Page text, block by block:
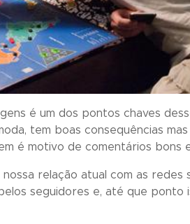
é um dos pontos chaves
tem boas consequências
é motivo de comentários bons
relação atual com as
seguidores e, até que